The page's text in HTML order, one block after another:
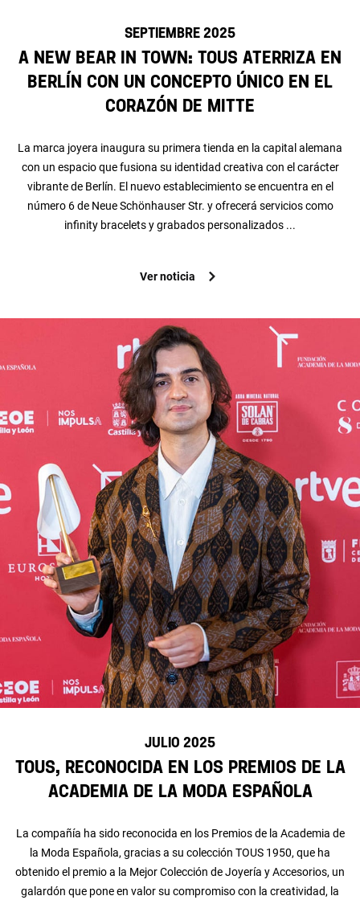
SEPTIEMBRE 2025
A New Bear in Town: TOUS aterriza en
Berlín con un concepto único en el
corazón de Mitte
La marca joyera inaugura su primera tienda en la capital alemana
con un espacio que fusiona su identidad creativa con el carácter
vibrante de Berlín. El nuevo establecimiento se encuentra en el
número 6 de Neue Schönhauser Str. y ofrecerá servicios como
infinity bracelets y grabados personalizados ...
Ver noticia
julio 2025
TOUS, reconocida en los Premios de la
Academia de la Moda Española
La compañía ha sido reconocida en los Premios de la Academia de
la Moda Española, gracias a su colección TOUS 1950, que ha
obtenido el premio a la Mejor Colección de Joyería y Accesorios, un
galardón que pone en valor su compromiso con la creatividad, la